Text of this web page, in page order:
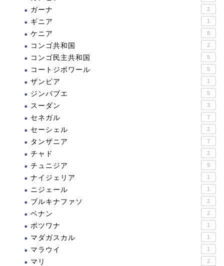
ガーナ 2
ギニア 1
ケニア 8
コンゴ共和国 2
コンゴ民主共和国 5
コートジボワール 5
ザンビア 1
ジンバブエ 5
スーダン 3
セネガル 7
セーシェル 2
タンザニア 7
チャド 2
チュニジア 9
ナイジェリア 1
ニジェール 1
ブルキナファソ 2
ベナン 2
ボツワナ 1
マダガスカル 1
マラウイ 1
マリ 2